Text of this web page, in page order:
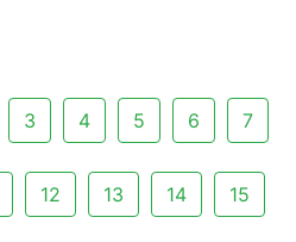
3 4 5 6 7
12 13 14 15